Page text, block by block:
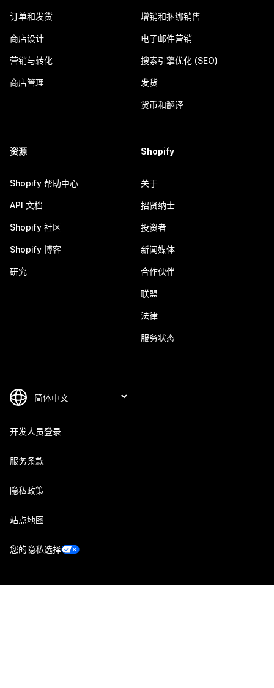
订单和发货
商店设计
营销与转化
商店管理
增销和捆绑销售
电子邮件营销
搜索引擎优化 (SEO)
发货
货币和翻译
资源
Shopify 帮助中心
API 文档
Shopify 社区
Shopify 博客
研究
Shopify
关于
招贤纳士
投资者
新闻媒体
合作伙伴
联盟
法律
服务状态
开发人员登录
服务条款
隐私政策
站点地图
您的隐私选择